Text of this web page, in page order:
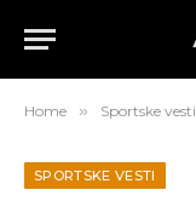
Home » Sportske vesti
SPORTSKE VESTI